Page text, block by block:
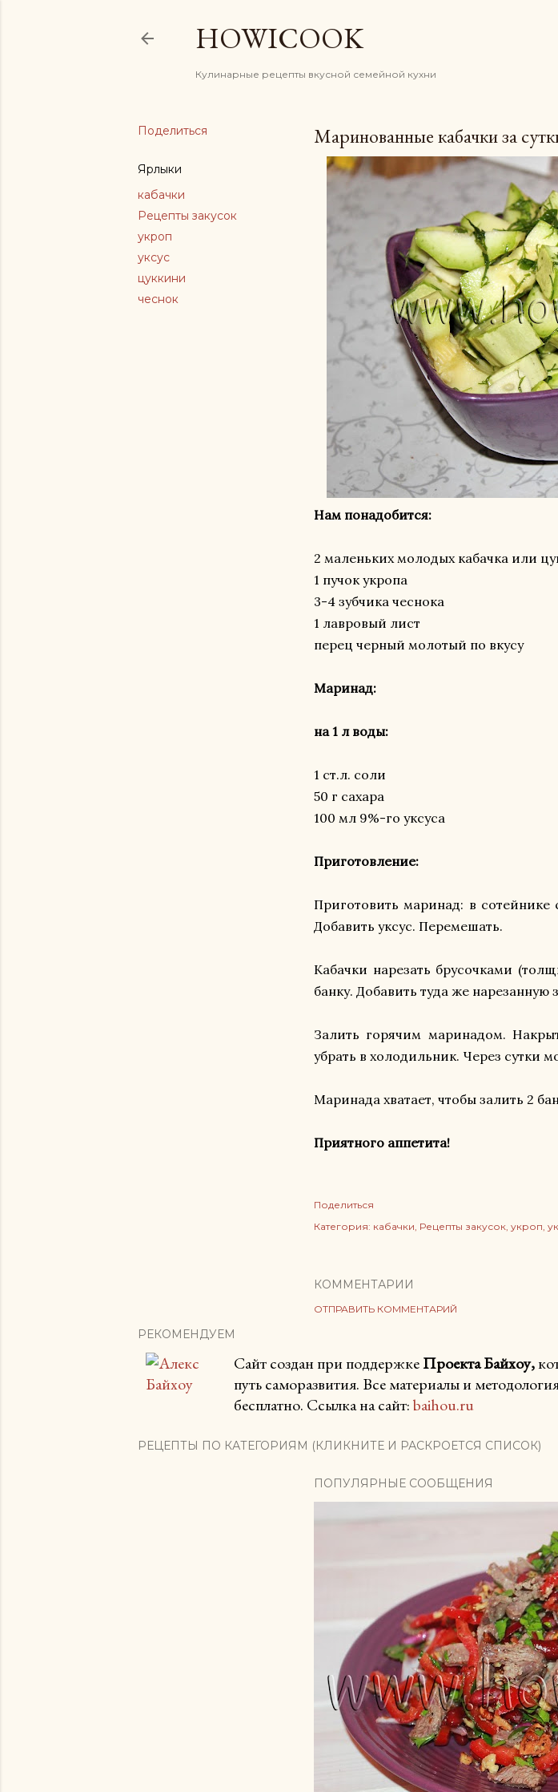
HOWICOOK
Кулинарные рецепты вкусной семейной кухни
Поделиться
Ярлыки
кабачки
Рецепты закусок
укроп
уксус
цуккини
чеснок
Маринованные кабачки за
Нам понадобится:
2 маленьких молодых кабачка или
1 пучок укропа
3-4 зубчика чеснока
1 лавровый лист
перец черный молотый по вкусу
Маринад:
на 1 л воды:
1 ст.л. соли
50 г сахара
100 мл 9%-го уксуса
Приготовление:
Приготовить маринад: в сотейнике
Добавить уксус. Перемешать.
Кабачки нарезать брусочками
банку. Добавить туда же
Залить горячим маринадом.
убрать в холодильник. Через сутки
Маринада хватает, чтобы залить 2
Приятного аппетита!
Поделиться
Категория: кабачки Рецепты закусок укроп
КОММЕНТАРИИ
ОТПРАВИТЬ КОММЕНТАРИЙ
РЕКОМЕНДУЕМ
Сайт создан при поддержкеПроекта Байхоу,
путь саморазвития. Все материалы и
бесплатно. Ссылка на сайт:baihou.ru
РЕЦЕПТЫ ПО КАТЕГОРИЯМ (КЛИКНИТЕ И РАСКРОЕТСЯ СПИСОК)
ПОПУЛЯРНЫЕ СООБЩЕНИЯ